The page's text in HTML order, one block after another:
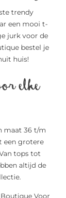
trendy
een mooi t-
jurk voor de
bestel je
huis!
elke
maat 36 t/m
een grotere
tops tot
altijd de
Voor